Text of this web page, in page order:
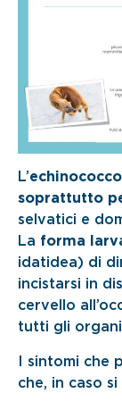
L’echinococco
soprattutto
selvatici e
La forma
idatidea) di
incistarsi in
cervello
tutti gli
I sintomi che
che, in caso si